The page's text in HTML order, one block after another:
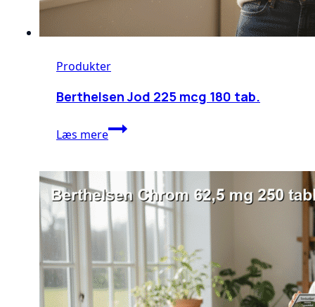
Produkter
Berthelsen Jod 225 mcg 180 tab.
Læs mereBerthelsen
Jod
mcg
180